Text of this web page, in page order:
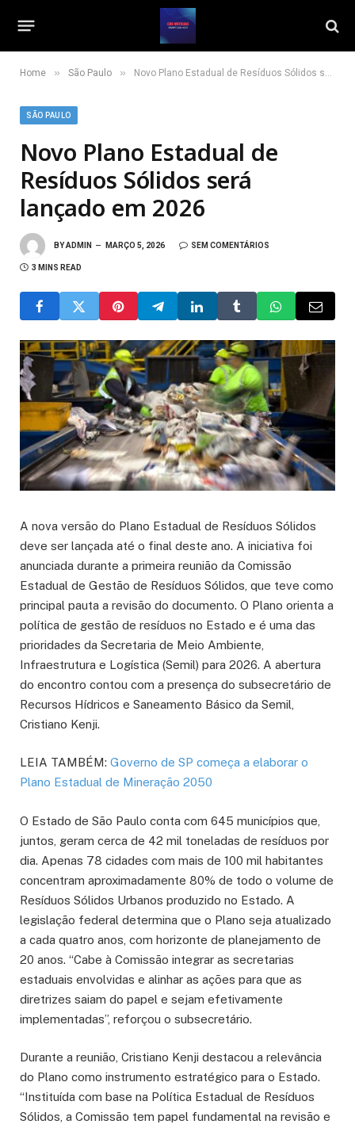
Home » São Paulo » Novo Plano Estadual de Resíduos Sólidos será lançado em 2026
SÃO PAULO
Novo Plano Estadual de
Resíduos Sólidos será
lançado em 2026
BYADMIN MARÇO 5, 2026 SEM COMENTÁRIOS
3 MINS READ
A nova versão do Plano Estadual de Resíduos Sólidos
deve ser lançada até o final deste ano. A iniciativa foi
anunciada durante a primeira reunião da Comissão
Estadual de Gestão de Resíduos Sólidos, que teve como
principal pauta a revisão do documento. O Plano orienta a
política de gestão de resíduos no Estado e é uma das
prioridades da Secretaria de Meio Ambiente,
Infraestrutura e Logística (Semil) para 2026. A abertura
do encontro contou com a presença do subsecretário de
Recursos Hídricos e Saneamento Básico da Semil,
Cristiano Kenji.
LEIA TAMBÉM: Governo de SP começa a elaborar o
Plano Estadual de Mineração 2050
O Estado de São Paulo conta com 645 municípios que,
juntos, geram cerca de 42 mil toneladas de resíduos por
dia. Apenas 78 cidades com mais de 100 mil habitantes
concentram aproximadamente 80% de todo o volume de
Resíduos Sólidos Urbanos produzido no Estado. A
legislação federal determina que o Plano seja atualizado
a cada quatro anos, com horizonte de planejamento de
20 anos. “Cabe à Comissão integrar as secretarias
estaduais envolvidas e alinhar as ações para que as
diretrizes saiam do papel e sejam efetivamente
implementadas”, reforçou o subsecretário.
Durante a reunião, Cristiano Kenji destacou a relevância
do Plano como instrumento estratégico para o Estado.
“Instituída com base na Política Estadual de Resíduos
Sólidos, a Comissão tem papel fundamental na revisão e